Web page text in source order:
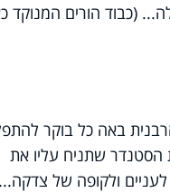
(כבוד הורים המנוקד
באה כל בוקר
הסטנדר שתניח עליו את
ולקופה של צדקה...